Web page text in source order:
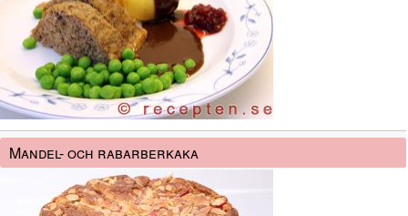
Mandel- och rabarberkaka